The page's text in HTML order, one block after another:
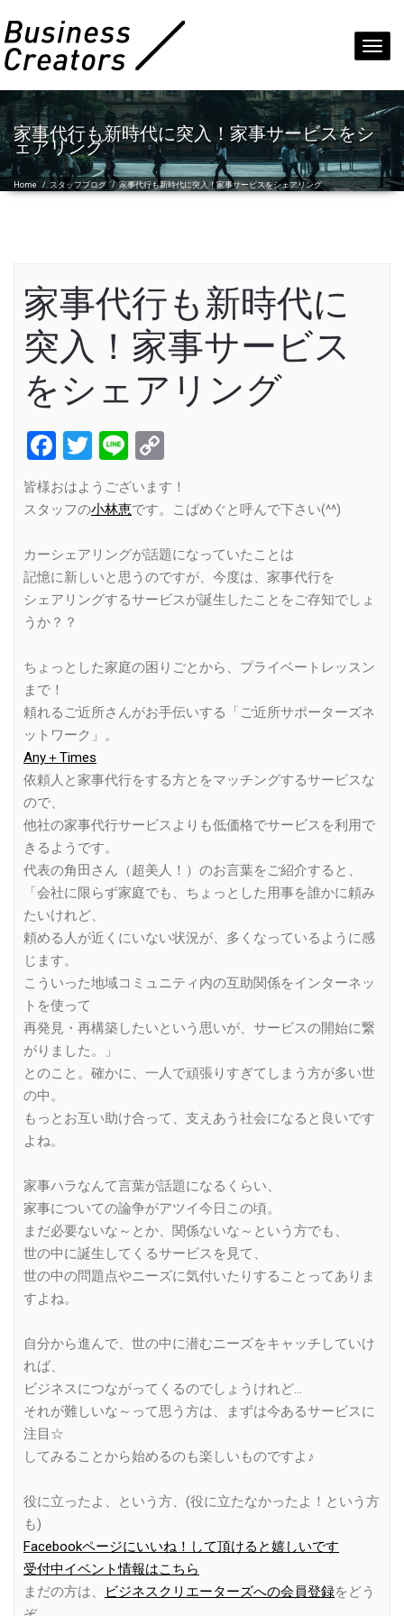
家事代行も新時代に突入！家事サービスをシ
ェアリング
Home / スタッフブログ /家事代行も新時代に突入！家事サービスをシェアリング
家事代行も新時代に
突入！家事サービス
をシェアリング
Facebook
Twitter
Line
Link
皆様おはようございます！
スタッフの小林恵です。こばめぐと呼んで下さい(^^)
カーシェアリングが話題になっていたことは
記憶に新しいと思うのですが、今度は、家事代行を
シェアリングするサービスが誕生したことをご存知でしょ
うか？？
ちょっとした家庭の困りごとから、プライベートレッスン
まで！
頼れるご近所さんがお手伝いする「ご近所サポーターズネ
ットワーク」。
Any＋Times
依頼人と家事代行をする方とをマッチングするサービスな
ので、
他社の家事代行サービスよりも低価格でサービスを利用で
きるようです。
代表の角田さん（超美人！）のお言葉をご紹介すると、
「会社に限らず家庭でも、ちょっとした用事を誰かに頼み
たいけれど、
頼める人が近くにいない状況が、多くなっているように感
じます。
こういった地域コミュニティ内の互助関係をインターネッ
トを使って
再発見・再構築したいという思いが、サービスの開始に繋
がりました。」
とのこと。確かに、一人で頑張りすぎてしまう方が多い世
の中。
もっとお互い助け合って、支えあう社会になると良いです
よね。
家事ハラなんて言葉が話題になるくらい、
家事についての論争がアツイ今日この頃。
まだ必要ないな～とか、関係ないな～という方でも、
世の中に誕生してくるサービスを見て、
世の中の問題点やニーズに気付いたりすることってありま
すよね。
自分から進んで、世の中に潜むニーズをキャッチしていけ
れば、
ビジネスにつながってくるのでしょうけれど…
それが難しいな～って思う方は、まずは今あるサービスに
注目☆
してみることから始めるのも楽しいものですよ♪
役に立ったよ、という方、(役に立たなかったよ！という方
も)
Facebookページにいいね！して頂けると嬉しいです
受付中イベント情報はこちら
まだの方は、
ビジネスクリエーターズへの会員登録をどう